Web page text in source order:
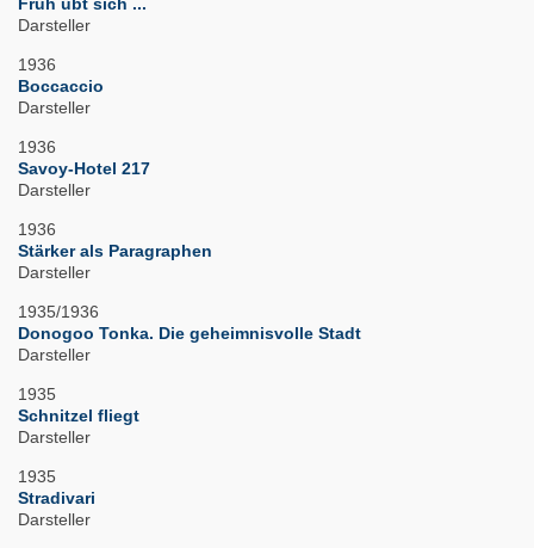
Darsteller
1936
Boccaccio
Darsteller
1936
Savoy-Hotel 217
Darsteller
1936
Stärker als Paragraphen
Darsteller
1935/1936
Donogoo Tonka. Die geheimnisvolle Stadt
Darsteller
1935
Schnitzel fliegt
Darsteller
1935
Stradivari
Darsteller